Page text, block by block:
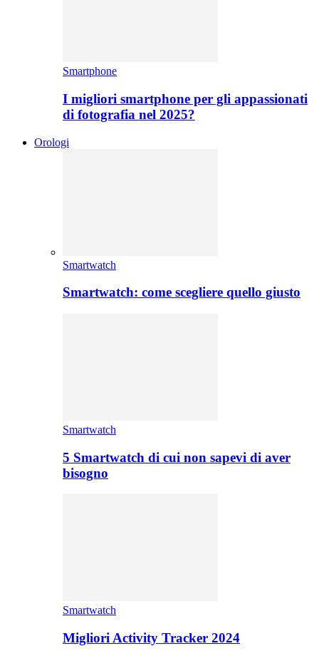
Smartphone
I migliori smartphone per gli appassionati
di fotografia nel 2025?
Orologi
Smartwatch
Smartwatch: come scegliere quello giusto
Smartwatch
5 Smartwatch di cui non sapevi di aver
bisogno
Smartwatch
Migliori Activity Tracker 2024